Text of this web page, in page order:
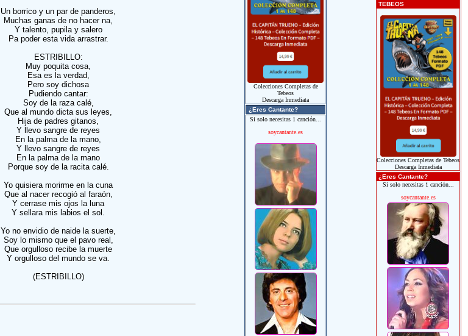
Un borrico y un par de panderos,
Muchas ganas de no hacer na,
Y talento, pupila y salero
Pa poder esta vida arrastrar.
ESTRIBILLO:
Muy poquita cosa,
Esa es la verdad,
Pero soy dichosa
Pudiendo cantar:
Soy de la raza calé,
Que al mundo dicta sus leyes,
Hija de padres gitanos,
Y llevo sangre de reyes
En la palma de la mano,
Y llevo sangre de reyes
En la palma de la mano
Porque soy de la racita calé.
Yo quisiera morirme en la cuna
Que al nacer recogió al faraón,
Y cerrase mis ojos la luna
Y sellara mis labios el sol.
Yo no envidio de naide la suerte,
Soy lo mismo que el pavo real,
Que orgulloso recibe la muerte
Y orgulloso del mundo se va.
(ESTRIBILLO)
Colecciones Completas de
Tebeos
Descarga Inmediata
¿Eres Cantante?
Si solo necesitas 1 canción...
soycantante.es
TEBEOS
Colecciones Completas de Tebeos
Descarga Inmediata
¿Eres Cantante?
Si solo necesitas 1 canción...
soycantante.es